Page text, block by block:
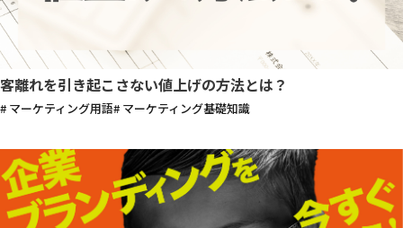
客離れを引き起こさない値上げの方法とは？
# マーケティング用語# マーケティング基礎知識